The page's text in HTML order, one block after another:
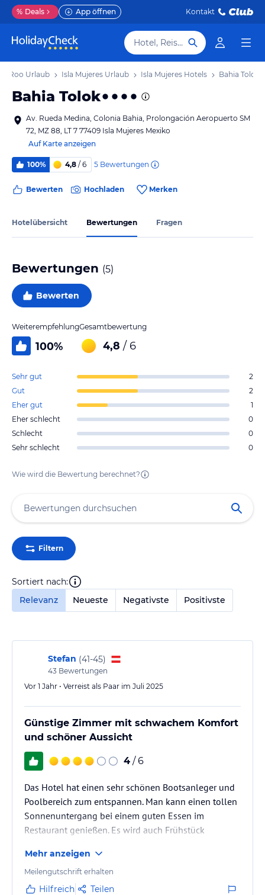
% Deals App öffnen Kontakt
Hotel, Reiseziel
Roo Urlaub Isla Mujeres Urlaub Isla Mujeres Hotels Bahia Tolok
Bahia Tolok
Av. Rueda Medina, Colonia Bahia, Prolongación Aeropuerto SM
72, MZ 88, LT 7 77409 Isla Mujeres Mexiko
Auf Karte anzeigen
100% 4,8 / 6 5 Bewertungen
Bewerten Hochladen Merken
Hotelübersicht Bewertungen Fragen
Bewertungen (5)
Bewerten
Weiterempfehlung
100%
Gesamtbewertung
4,8 / 6
Sehr gut
2
Gut
2
Eher gut
1
Eher schlecht
0
Schlecht
0
Sehr schlecht
0
Wie wird die Bewertung berechnet?
Filtern
Sortiert nach:
Relevanz
Neueste Negativste Positivste
Stefan (41-45)
43 Bewertungen
Vor 1 Jahr • Verreist als Paar im Juli 2025
Günstige Zimmer mit schwachem Komfort
und schöner Aussicht
4 / 6
Das Hotel hat einen sehr schönen Bootsanleger und
Poolbereich zum entspannen. Man kann einen tollen
Sonnenuntergang bei einem guten Essen im
Restaurant genießen. Es wird auch Frühstück
Restaurants erreichbar.
Mehr anzeigen
Meilengutschrift erhalten
Hilfreich Teilen